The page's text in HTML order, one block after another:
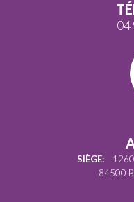
04
SIÈGE: 1260
84500